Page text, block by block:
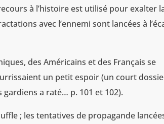
à l’histoire est utilisé pour exalter
avec l’ennemi sont lancées à
des Américains et des Français se
un petit espoir (un court
a raté… p. 101 et 102).
; les tentatives de propagande